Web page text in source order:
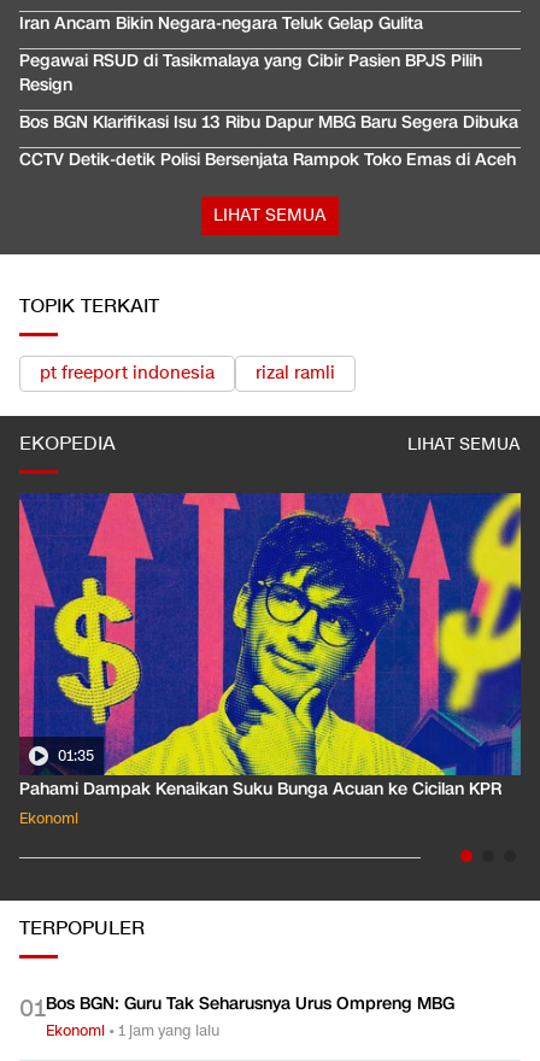
Iran Ancam Bikin Negara-negara Teluk Gelap Gulita
Pegawai RSUD di Tasikmalaya yang Cibir Pasien BPJS Pilih
Resign
Bos BGN Klarifikasi Isu 13 Ribu Dapur MBG Baru Segera Dibuka
CCTV Detik-detik Polisi Bersenjata Rampok Toko Emas di Aceh
LIHAT SEMUA
TOPIK TERKAIT
pt freeport indonesia rizal ramli
EKOPEDIA LIHAT SEMUA
01:35
Pahami Dampak Kenaikan Suku Bunga Acuan ke Cicilan KPR
Ekonomi
TERPOPULER
01Bos BGN: Guru Tak Seharusnya Urus Ompreng MBG
Ekonomi •1 jam yang lalu